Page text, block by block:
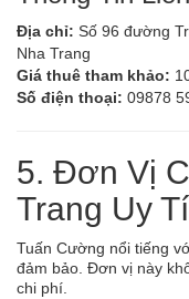
Địa chỉ: Số 96 đường
Nha Trang
Giá thuê tham khảo:
Số điện thoại: 09878
5. Đơn Vị
Trang Uy
Tuấn Cường nổi tiếng
đảm bảo. Đơn vị này
chi phí.